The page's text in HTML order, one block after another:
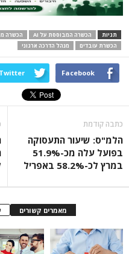
תגיות הכשרה המבוססת על AI הכשרה
הכשרת עובדים
מנהל הדרכה ארגוני
Facebook
Twitter
כתבה קודמת
הלמ"ס: שיעור התעסוקה
בפועל עלה מכ-51.9%
במרץ לכ-58.2% באפריל
מאמרים קשורים